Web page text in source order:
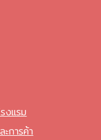
งแรม
การค้า